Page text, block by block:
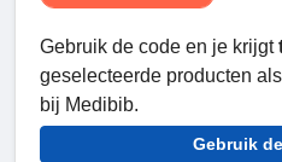
Gebruik de code en je krijgt
geselecteerde producten
bij Medibib.
Gebruik